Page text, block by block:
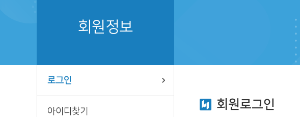
회원정보
로그인
아이디찾기 회원로그인